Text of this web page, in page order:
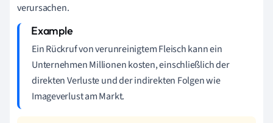
verursachen.
Ein Rückruf von verunreinigtem Fleisch kann ein
Unternehmen Millionen kosten, einschließlich der
direkten Verluste und der indirekten Folgen wie
Imageverlust am Markt.